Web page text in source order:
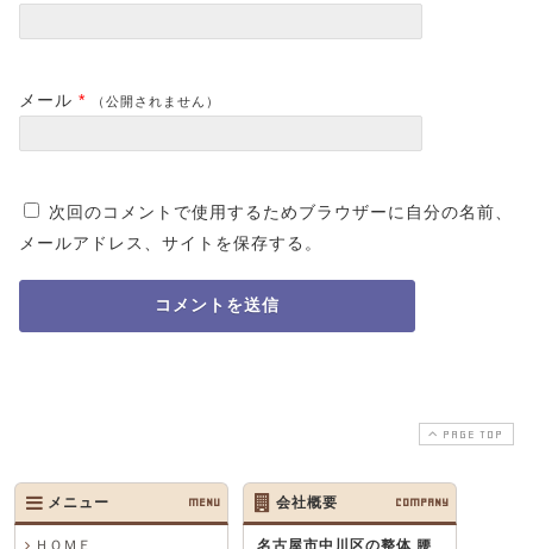
メール * （公開されません）
次回のコメントで使用するためブラウザーに自分の名前、
メールアドレス、サイトを保存する。
PAGE TOP
メニュー MENU
ＨＯＭＥ
会社概要 COMPANY
名古屋市中川区の整体 腰